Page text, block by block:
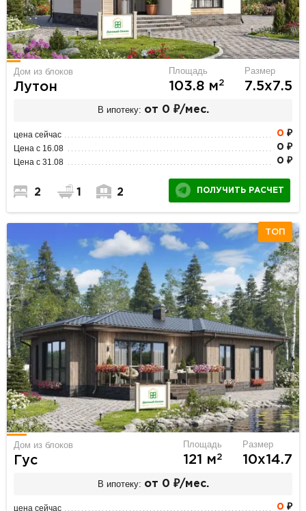
Дом из блоков
Лутон
Площадь
103.8 м2
Размер
7.5х7.5
В ипотеку: от 0 ₽/мес.
цена сейчас 0 ₽
Цена с 16.08 0 ₽
Цена с 31.08 0 ₽
2 1 2 ПОЛУЧИТЬ РАСЧЕТ
ТОП
Дом из блоков
Гус
Площадь
121 м2
Размер
10х14.7
В ипотеку: от 0 ₽/мес.
цена сейчас 0 ₽